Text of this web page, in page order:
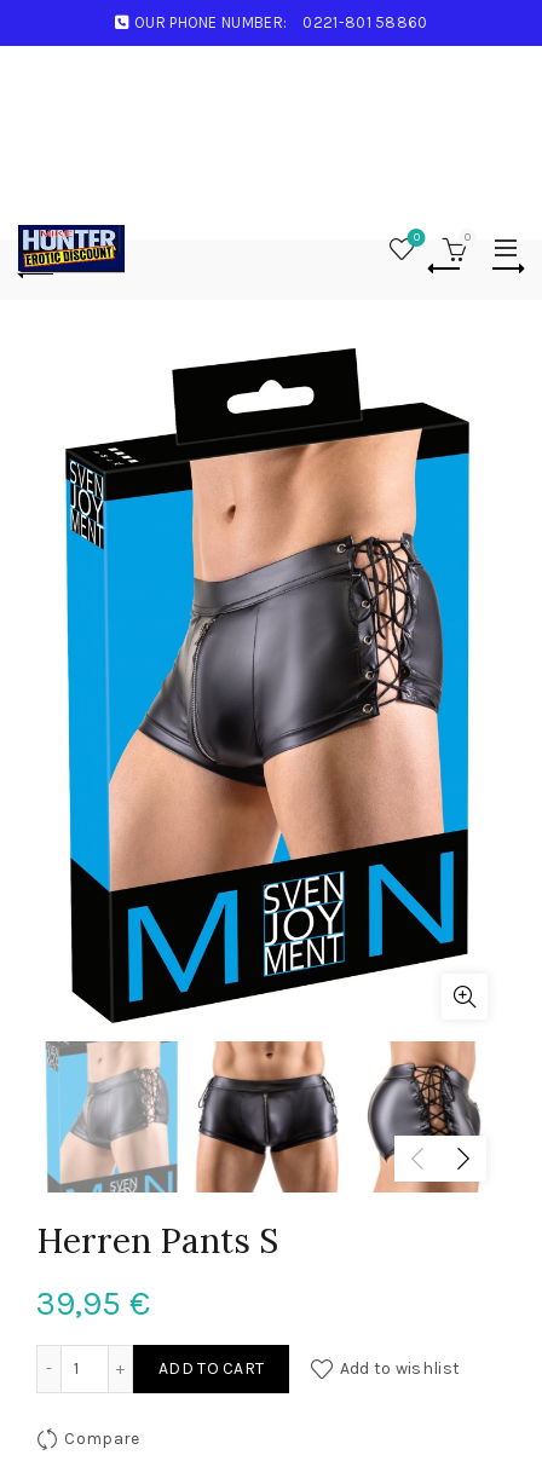
OUR PHONE NUMBER: 0221-801 58860
0 0
Herren Pants S
39,95 €
ADD TO CART Add to wishlist
Compare